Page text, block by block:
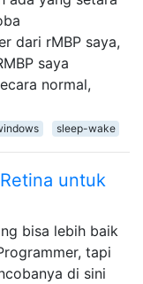
dari rMBP saya,
saya
normal,
sleep-wake
untuk
bisa lebih baik
tapi
di sini